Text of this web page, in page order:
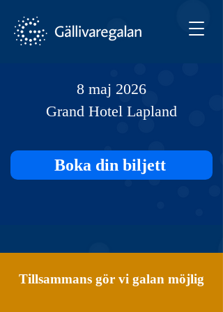
8 maj 2026
Grand Hotel Lapland
Boka din biljett
Tillsammans gör vi galan möjlig